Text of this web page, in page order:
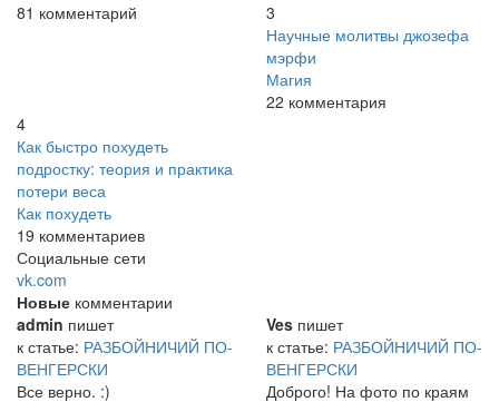
81 комментарий
3
Научные молитвы джозефа
мэрфи
Магия
22 комментария
4
Как быстро похудеть
подростку: теория и практика
потери веса
Как похудеть
19 комментариев
Социальные сети
vk.com
Новые комментарии
admin пишет
к статье: РАЗБОЙНИЧИЙ ПО-
ВЕНГЕРСКИ
Все верно. :)
Ves пишет
к статье: РАЗБОЙНИЧИЙ ПО-
ВЕНГЕРСКИ
Доброго! На фото по краям